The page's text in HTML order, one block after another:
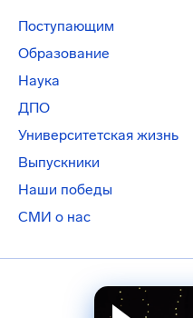
Поступающим
Образование
Наука
ДПО
Университетская жизнь
Выпускники
Наши победы
СМИ о нас